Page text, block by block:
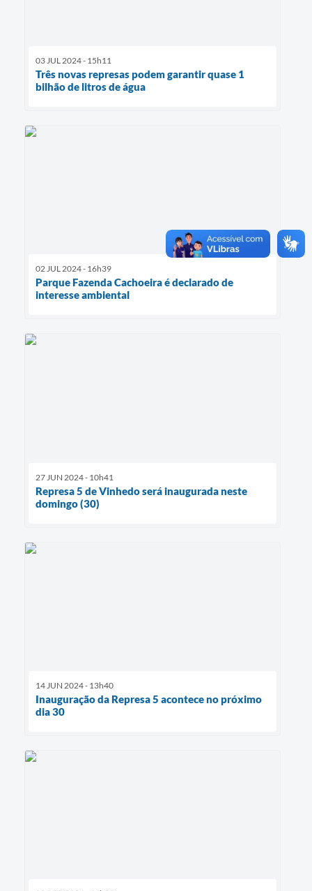
03 JUL 2024 - 15h11
Três novas represas podem garantir quase 1
bilhão de litros de água
02 JUL 2024 - 16h39
Parque Fazenda Cachoeira é declarado de
interesse ambiental
27 JUN 2024 - 10h41
Represa 5 de Vinhedo será inaugurada neste
domingo (30)
14 JUN 2024 - 13h40
Inauguração da Represa 5 acontece no próximo
dia 30